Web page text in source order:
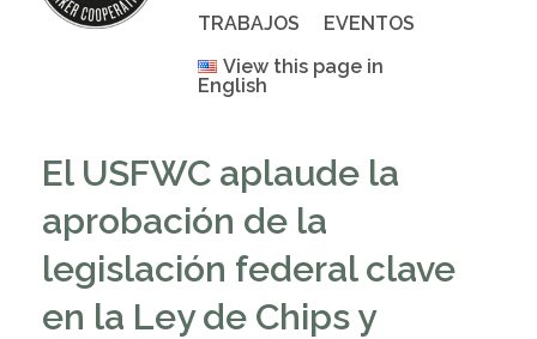
TRABAJOS
EVENTOS
View this page in
English
El USFWC aplaude la
aprobación de la
legislación federal clave
en la Ley de Chips y